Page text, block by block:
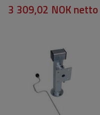
3 309,02 NOKnetto